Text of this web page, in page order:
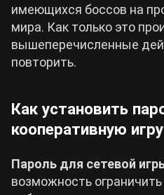
имеющихся боссов на
мира. Как только это
вышеперечисленные
повторить.
Как установить
кооперативную
Пароль для сетевой
возможность